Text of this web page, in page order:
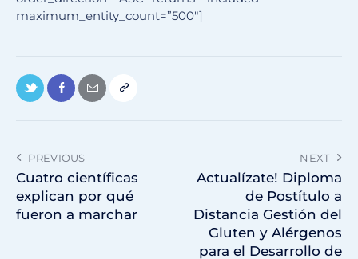
maximum_entity_count=”500″]
PREVIOUS
Cuatro científicas
explican por qué
fueron a marchar
NEXT
Actualízate! Diploma
de Postítulo a
Distancia Gestión del
Gluten y Alérgenos
para el Desarrollo de